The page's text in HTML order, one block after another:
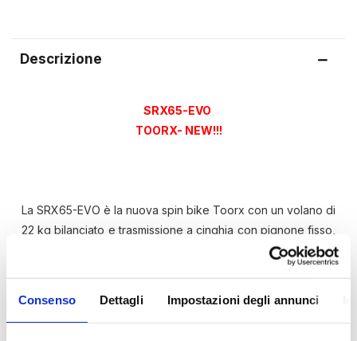
Consenso Dettagli Impostazioni degli annunci
Descrizione
SRX65-EVO
TOORX- NEW!!!
La SRX65-EVO è la nuova spin bike Toorx con un volano di
22 kg bilanciato e trasmissione a cinghia con pignone fisso,
dotata di un telaio di generose dimensioni ed una linea più
CARATTERISTICHE TECNICHE: